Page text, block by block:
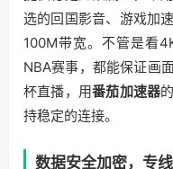
选的回国影音、游戏加
100M带宽。不管是看
NBA赛事，都能保证画
杯直播，用番茄加速器
持稳定的连接。
数据安全加密，专